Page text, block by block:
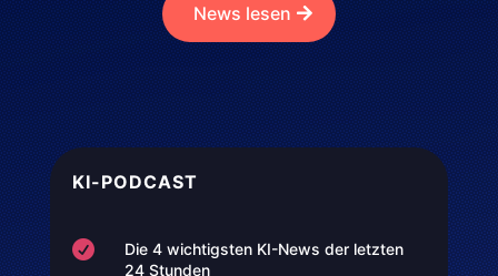
News lesen
KI-PODCAST

Die 4 wichtigsten KI-News der letzten
24 Stunden